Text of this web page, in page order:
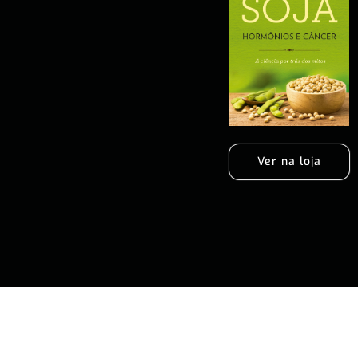
Ver na loja